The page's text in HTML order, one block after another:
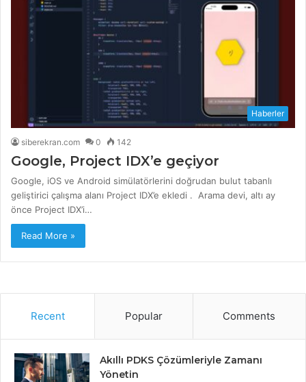
Haberler
siberekran.com 0 142
Google, Project IDX’e geçiyor
Google, iOS ve Android simülatörlerini doğrudan bulut tabanlı
geliştirici çalışma alanı Project IDX’e ekledi . Arama devi, altı ay
önce Project IDX’i…
Read More »
Recent Popular Comments
Akıllı PDKS Çözümleriyle Zamanı
Yönetin